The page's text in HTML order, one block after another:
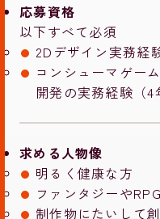
応募資格
以下すべて必須
2Dデザイン実務経
コンシューマゲー
開発の実務経験（4
求める人物像
明るく健康な方
ファンタジーや
制作物にたいして